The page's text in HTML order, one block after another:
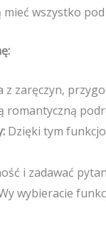
wszystko
z zaręczyn,
romantyczną
Dzięki tym
i zadawać
wybieracie